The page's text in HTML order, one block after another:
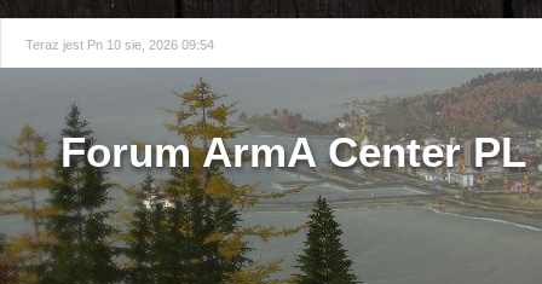
Teraz jest Pn 10 sie, 2026 09:54
Forum ArmA Center PL